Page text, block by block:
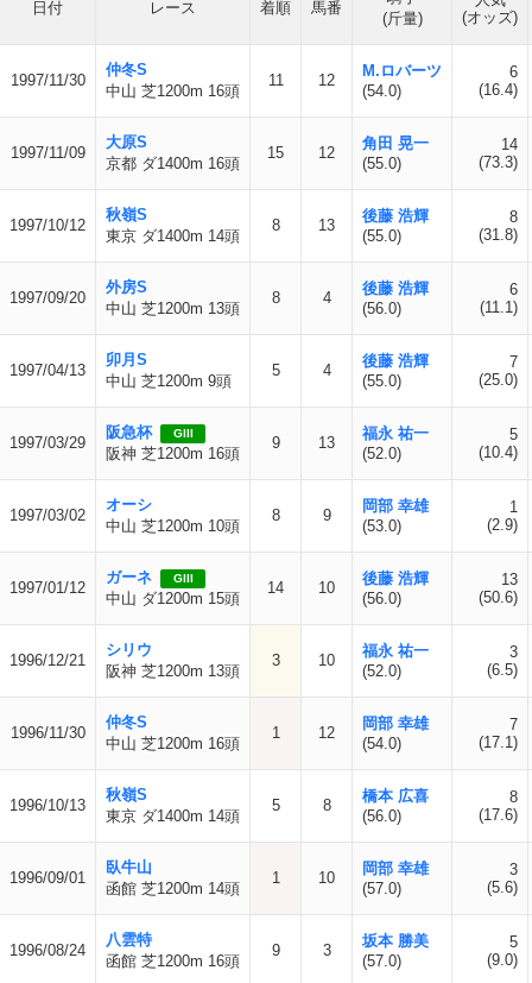
日付 レース 着順 馬番
(斤量)
(オッズ)
1997/11/30
仲冬S
中山 芝1200m 16頭
11 12
M.ロバーツ
(54.0)
6
(16.4)
1997/11/09
大原S
京都 ダ1400m 16頭
15 12
角田 晃一
(55.0)
14
(73.3)
1997/10/12
秋嶺S
東京 ダ1400m 14頭
8 13
後藤 浩輝
(55.0)
8
(31.8)
1997/09/20
外房S
中山 芝1200m 13頭
8 4
後藤 浩輝
(56.0)
6
(11.1)
1997/04/13
卯月S
中山 芝1200m 9頭
5 4
後藤 浩輝
(55.0)
7
(25.0)
1997/03/29
阪急杯 GIII
阪神 芝1200m 16頭
9 13
福永 祐一
(52.0)
5
(10.4)
1997/03/02
オーシ
中山 芝1200m 10頭
8 9
岡部 幸雄
(53.0)
1
(2.9)
1997/01/12
ガーネ GIII
中山 ダ1200m 15頭
14 10
後藤 浩輝
(56.0)
13
(50.6)
1996/12/21
シリウ
阪神 芝1200m 13頭
3 10
福永 祐一
(52.0)
3
(6.5)
1996/11/30
仲冬S
中山 芝1200m 16頭
1 12
岡部 幸雄
(54.0)
7
(17.1)
1996/10/13
秋嶺S
東京 ダ1400m 14頭
5 8
橋本 広喜
(56.0)
8
(17.6)
1996/09/01
臥牛山
函館 芝1200m 14頭
1 10
岡部 幸雄
(57.0)
3
(5.6)
1996/08/24
八雲特
函館 芝1200m 16頭
9 3
坂本 勝美
(57.0)
5
(9.0)